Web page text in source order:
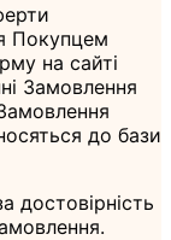
Покупцем
на сайті
Замовлення
до бази
достовірність